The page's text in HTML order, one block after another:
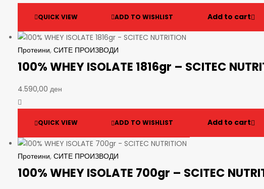
QUICK VIEW ADD TO WISHLIST Add to cart
Протеини, СИТЕ ПРОИЗВОДИ
100% WHEY ISOLATE 1816gr – SCITEC
4.590,00 ден
QUICK VIEW ADD TO WISHLIST Add to cart
Протеини, СИТЕ ПРОИЗВОДИ
100% WHEY ISOLATE 700gr – SCITEC